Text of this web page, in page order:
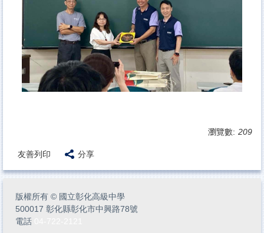
瀏覽數: 209
友善列印 分享
版權所有 © 國立彰化高級中學
500017 彰化縣彰化市中興路78號
電話